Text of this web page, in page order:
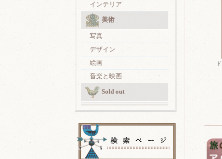
インテリア
美術
写真
デザイン
絵画
音楽と映画
Sold out